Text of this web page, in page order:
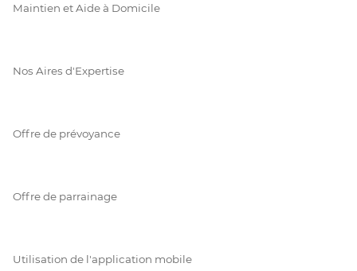
Maintien et Aide à Domicile
Nos Aires d'Expertise
Offre de prévoyance
Offre de parrainage
Utilisation de l'application mobile